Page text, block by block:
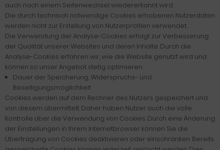
auch nach einem Seitenwechsel wiedererkannt wird.
Die durch technisch notwendige Cookies erhobenen Nutzerdaten
werden nicht zur Erstellung von Nutzerprofilen verwendet.
Die Verwendung der Analyse-Cookies erfolgt zur Verbesserung
der Qualität unserer Websites und deren Inhalte. Durch die
Analyse-Cookies erfahren wir, wie die Website genutzt wird und
können so unser Angebot stetig optimieren.
Dauer der Speicherung, Widerspruchs- und
Beseitigungsmöglichkeit
Cookies werden auf dem Rechner des Nutzers gespeichert und
von diesem übermittelt. Daher haben Nutzer auch die volle
Kontrolle über die Verwendung von Cookies. Durch eine Änderung
der Einstellungen in Ihrem Internetbrowser können Sie die
Übertragung von Cookies deaktivieren oder einschränken. Bereits